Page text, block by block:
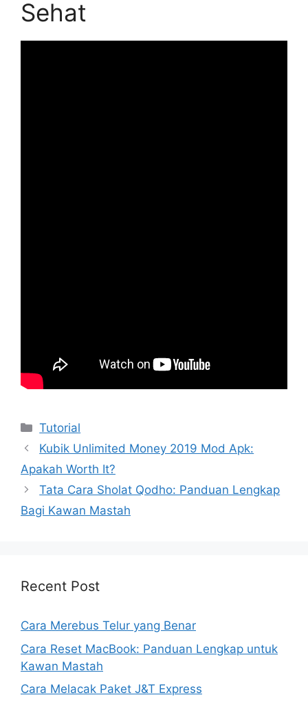
Sehat
Kategori
Tutorial
Kubik Unlimited Money 2019 Mod Apk:
Apakah Worth It?
Tata Cara Sholat Qodho: Panduan Lengkap
Bagi Kawan Mastah
Recent Post
Cara Merebus Telur yang Benar
Cara Reset MacBook: Panduan Lengkap untuk
Kawan Mastah
Cara Melacak Paket J&T Express